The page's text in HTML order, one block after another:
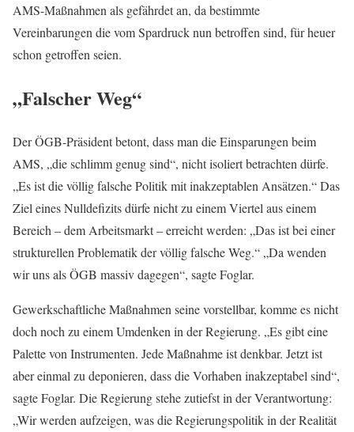
AMS-Maßnahmen als gefährdet an, da bestimmte
Vereinbarungen die vom Spardruck nun betroffen sind, für heuer
schon getroffen seien.
„Falscher Weg“
Der ÖGB-Präsident betont, dass man die Einsparungen beim
AMS, „die schlimm genug sind“, nicht isoliert betrachten dürfe.
„Es ist die völlig falsche Politik mit inakzeptablen Ansätzen.“ Das
Ziel eines Nulldefizits dürfe nicht zu einem Viertel aus einem
Bereich – dem Arbeitsmarkt – erreicht werden: „Das ist bei einer
strukturellen Problematik der völlig falsche Weg.“ „Da wenden
wir uns als ÖGB massiv dagegen“, sagte Foglar.
Gewerkschaftliche Maßnahmen seine vorstellbar, komme es nicht
doch noch zu einem Umdenken in der Regierung. „Es gibt eine
Palette von Instrumenten. Jede Maßnahme ist denkbar. Jetzt ist
aber einmal zu deponieren, dass die Vorhaben inakzeptabel sind“,
sagte Foglar. Die Regierung stehe zutiefst in der Verantwortung:
„Wir werden aufzeigen, was die Regierungspolitik in der Realität